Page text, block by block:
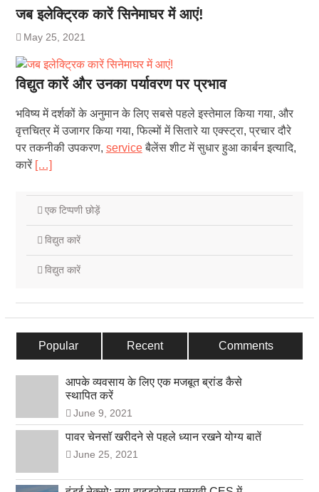
जब इलेक्ट्रिक कारें सिनेमाघर में आएं!
May 25, 2021
विद्युत कारें और उनका पर्यावरण पर प्रभाव
भविष्य में दर्शकों के अनुमान के लिए सबसे पहले इस्तेमाल किया गया, और
वृत्तचित्र में उजागर किया गया, फिल्मों में सितारे या एक्स्ट्रा, प्रचार दौरे
पर तकनीकी उपकरण, serviceबैलेंस शीट में सुधार हुआ कार्बन इत्यादि,
कारें […]
एक टिप्पणी छोड़ें
विद्युत कारें
विद्युत कारें
Popular Recent Comments
आपके व्यवसाय के लिए एक मजबूत ब्रांड कैसे
स्थापित करें
June 9, 2021
पावर चेनसॉ खरीदने से पहले ध्यान रखने योग्य बातें
June 25, 2021